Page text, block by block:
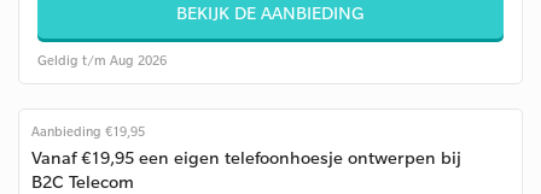
BEKIJK DE AANBIEDING
Geldig t/m Aug 2026
Aanbieding €19,95
Vanaf €19,95 een eigen telefoonhoesje ontwerpen bij
B2C Telecom